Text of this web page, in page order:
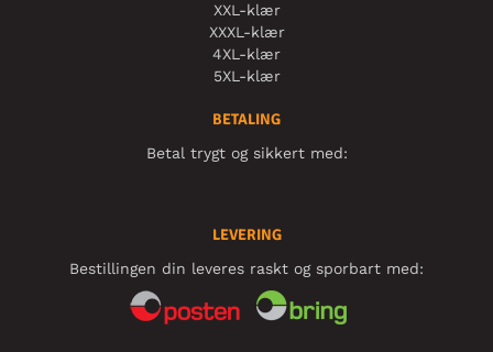
XXL-klær
XXXL-klær
4XL-klær
5XL-klær
BETALING
Betal trygt og sikkert med:
LEVERING
Bestillingen din leveres raskt og sporbart med: